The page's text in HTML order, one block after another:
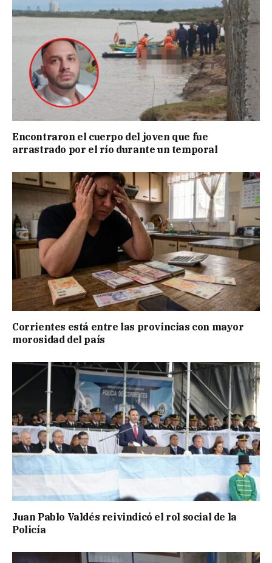
Encontraron el cuerpo del joven que fue
arrastrado por el río durante un temporal
Corrientes está entre las provincias con mayor
morosidad del país
Juan Pablo Valdés reivindicó el rol social de la
Policía